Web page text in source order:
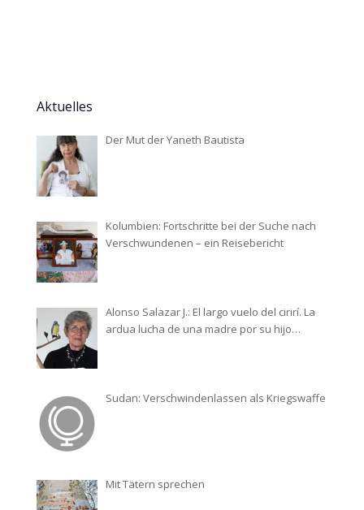
Aktuelles
Der Mut der Yaneth Bautista
Kolumbien: Fortschritte bei der Suche nach
Verschwundenen – ein Reisebericht
Alonso Salazar J.: El largo vuelo del cirirí. La
ardua lucha de una madre por su hijo
Sudan: Verschwindenlassen als Kriegswaffe
Mit Tätern sprechen